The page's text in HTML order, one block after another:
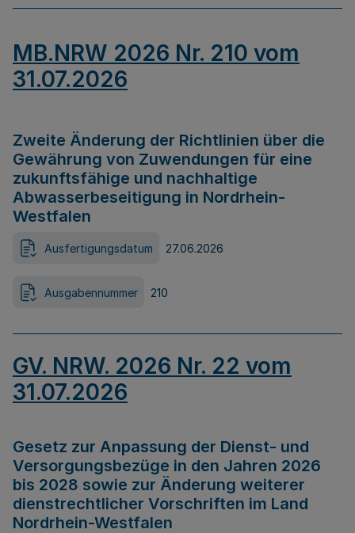
MB.NRW 2026 Nr. 210 vom
31.07.2026
Zweite Änderung der Richtlinien über die
Gewährung von Zuwendungen für eine
zukunftsfähige und nachhaltige
Abwasserbeseitigung in Nordrhein-
Westfalen
Ausfertigungsdatum 27.06.2026
Ausgabennummer 210
GV. NRW. 2026 Nr. 22 vom
31.07.2026
Gesetz zur Anpassung der Dienst- und
Versorgungsbezüge in den Jahren 2026
bis 2028 sowie zur Änderung weiterer
dienstrechtlicher Vorschriften im Land
Nordrhein-Westfalen